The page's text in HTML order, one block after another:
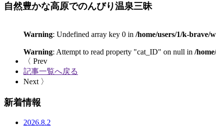
自然豊かな高原でのんびり温泉三昧
Warning: Undefined array key 0 in /home/users/1/k-brave/
Warning: Attempt to read property "cat_ID" on null in /
〈 Prev
記事一覧へ戻る
Next 〉
新着情報
2026.8.2